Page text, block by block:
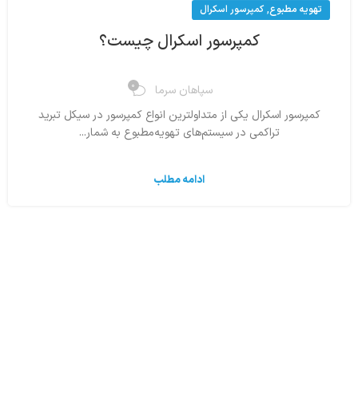
تهویه مطبوع,کمپرسور اسکرال
کمپرسور اسکرال چیست؟
سپاهان سرما 0
کمپرسور اسکرال یکی از متداولترین انواع کمپرسور در سیکل تبرید
تراکمی در سیستم‌های تهویه‌مطبوع به شمار...
ادامه مطلب